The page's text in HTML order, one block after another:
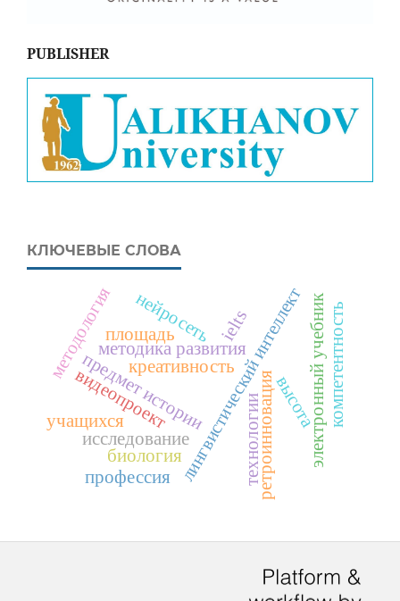
PUBLISHER
КЛЮЧЕВЫЕ СЛОВА
исследованиелингвистический интеллект
ретроинновация
методика развития
ielts
предмет истории
методология
высота
площадь
креативность
видеопроект
нейросеть электронный учебник
биология
учащихся
профессия
компетентность
технологии